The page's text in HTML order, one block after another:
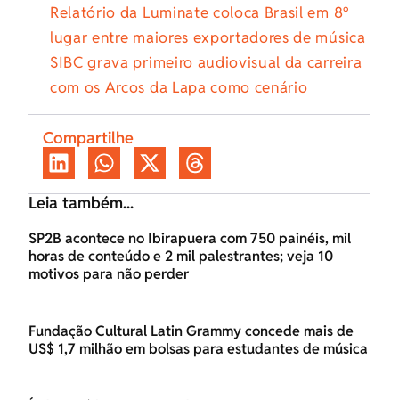
Relatório da Luminate coloca Brasil em 8º
lugar entre maiores exportadores de música
SIBC grava primeiro audiovisual da carreira
com os Arcos da Lapa como cenário
Compartilhe
Leia também...
SP2B acontece no Ibirapuera com 750 painéis, mil
horas de conteúdo e 2 mil palestrantes; veja 10
motivos para não perder
Fundação Cultural Latin Grammy concede mais de
US$ 1,7 milhão em bolsas para estudantes de música